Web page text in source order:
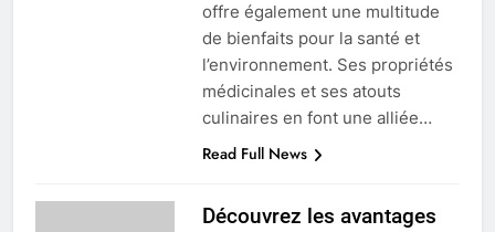
offre également une multitude
de bienfaits pour la santé et
l’environnement. Ses propriétés
médicinales et ses atouts
culinaires en font une alliée…
Read Full News
Découvrez les avantages